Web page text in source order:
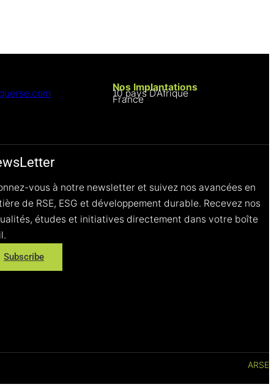
Nos Implantations
10 pays D’Afrique
France
vous à notre newsletter et suivez nos avancées en
de RSE, ESG et développement durable. Recevez nos
études et initiatives directement dans votre boîte
Subscribe
ARSE